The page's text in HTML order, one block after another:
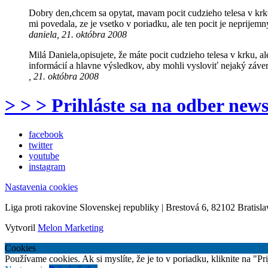
Dobry den,chcem sa opytat, mavam pocit cudzieho telesa v
mi povedala, ze je vsetko v poriadku, ale ten pocit je
daniela, 21. októbra 2008
Milá Daniela,opisujete, že máte pocit cudzieho telesa v krku,
informácií a hlavne výsledkov, aby mohli vysloviť nejaký
, 21. októbra 2008
> > > Prihláste sa na odber
facebook
twitter
youtube
instagram
Nastavenia cookies
Liga proti rakovine Slovenskej republiky | Brestová 6, 82102
Vytvoril Melon Marketing
Cookies
Používame cookies. Ak si myslíte, že je to v poriadku, kliknite na